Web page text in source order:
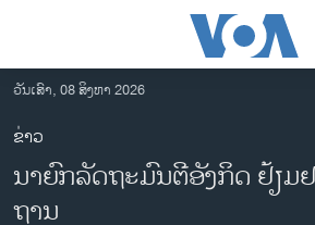
ເຂົ້າ
ຫາ
ຂ້າມ
ຂ້າມ
ຂ້າມອາເມຣິກາ
ວັນເສົາ, 08 ສິງຫາ 2026
ຂ່າວ
ນາຍົກລັດຖະມົນຕີອັງກິດ ຢ້ຽມ
ຖານ​